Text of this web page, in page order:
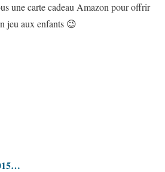
une carte cadeau Amazon pour offrir
jeu aux enfants 😉